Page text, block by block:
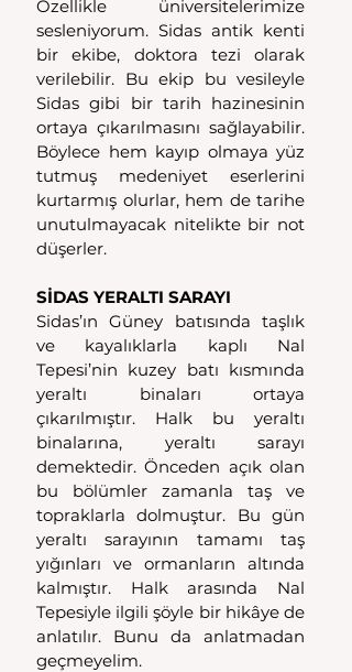
Özellikle üniversitelerimize
sesleniyorum. Sidas antik kenti
bir ekibe, doktora tezi olarak
verilebilir. Bu ekip bu vesileyle
Sidas gibi bir tarih hazinesinin
ortaya çıkarılmasını sağlayabilir.
Böylece hem kayıp olmaya yüz
tutmuş medeniyet eserlerini
kurtarmış olurlar, hem de tarihe
unutulmayacak nitelikte bir not
düşerler.
SİDAS YERALTI SARAYI
Sidas’ın Güney batısında taşlık
ve kayalıklarla kaplı
Nal
Tepesi’nin kuzey batı kısmında
yeraltı binaları ortaya
çıkarılmıştır. Halk bu yeraltı
binalarına, yeraltı sarayı
demektedir. Önceden açık olan
bu bölümler zamanla taş ve
topraklarla dolmuştur. Bu gün
yeraltı sarayının tamamı taş
yığınları ve ormanların altında
kalmıştır. Halk arasında Nal
Tepesiyle ilgili şöyle bir hikâye de
anlatılır. Bunu da anlatmadan
geçmeyelim.